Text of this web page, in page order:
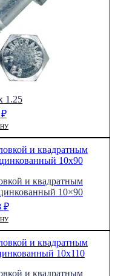
1.25
₽
и квадратным
10×90
₽
и квадратным